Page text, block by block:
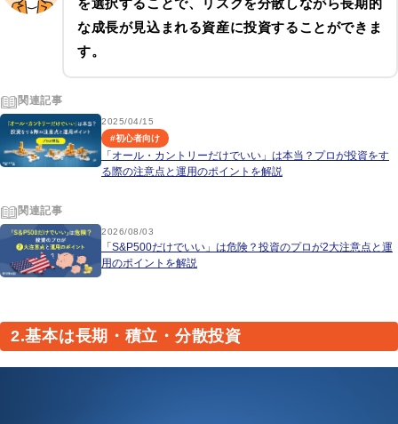
を選択することで、リスクを分散しながら長期的
な成長が見込まれる資産に投資することができま
す。
関連記事
2025/04/15
#初心者向け
「オール・カントリーだけでいい」は本当？プロが投資をす
る際の注意点と運用のポイントを解説
関連記事
2026/08/03
「S&P500だけでいい」は危険？投資のプロが2大注意点と運
用のポイントを解説
2.基本は長期・積立・分散投資